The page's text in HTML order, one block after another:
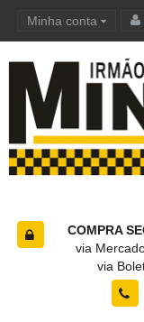
Minha conta
COMPRA
via
via